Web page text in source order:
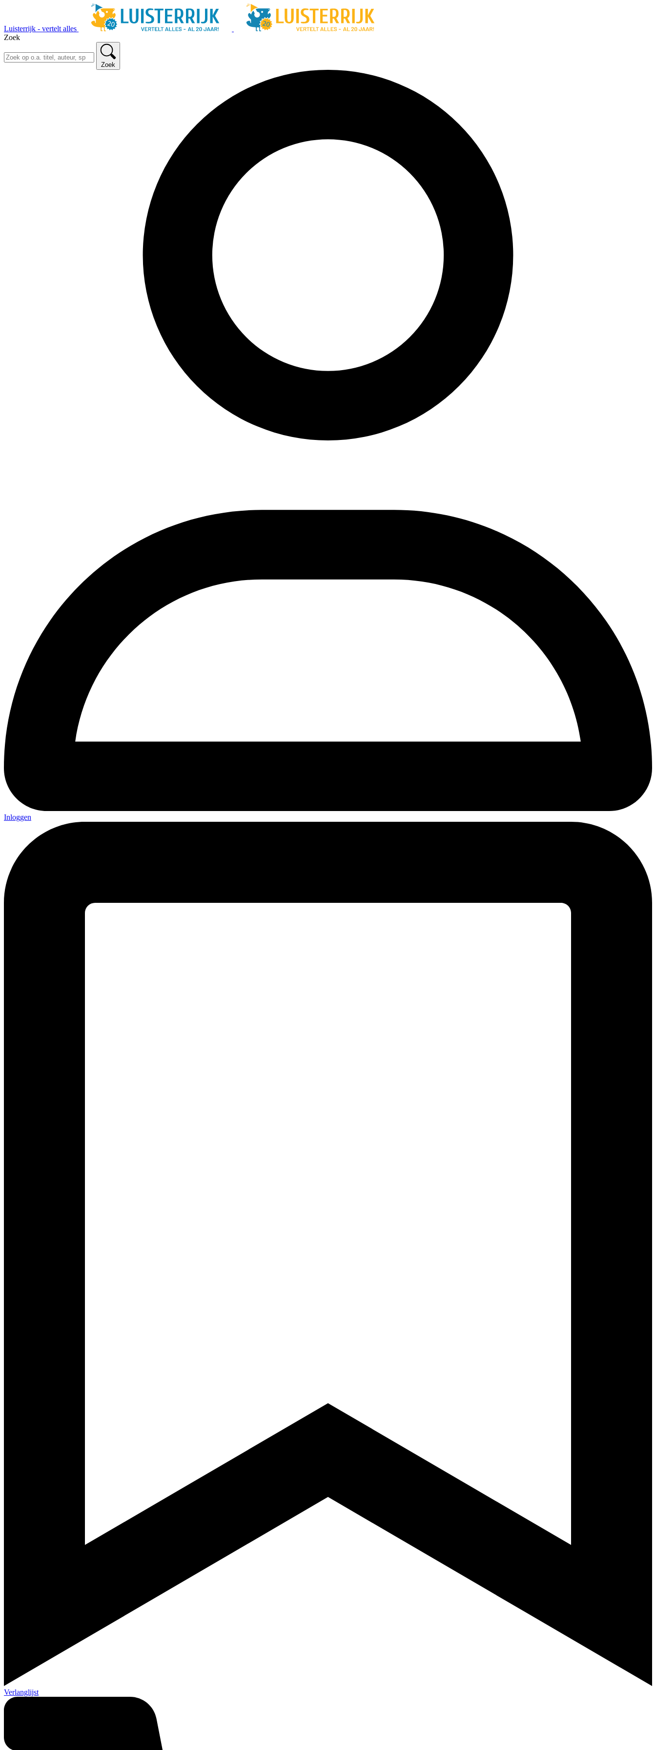
Luisterrijk - vertelt alles
Zoek
Zoek
Inloggen
Verlanglijst